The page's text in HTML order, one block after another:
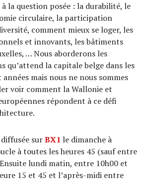
la question posée : la durabilité, le
circulaire, la participation
comment mieux se loger, les
et innovants, les bâtiments
… Nous aborderons les
qu’attend la capitale belge dans les
mais nous ne nous sommes
voir comment la Wallonie et
répondent à ce défi
surBX1 le dimanche à
à toutes les heures 45 (sauf entre
lundi matin, entre 10h00 et
15 et 45 et l’après-midi entre